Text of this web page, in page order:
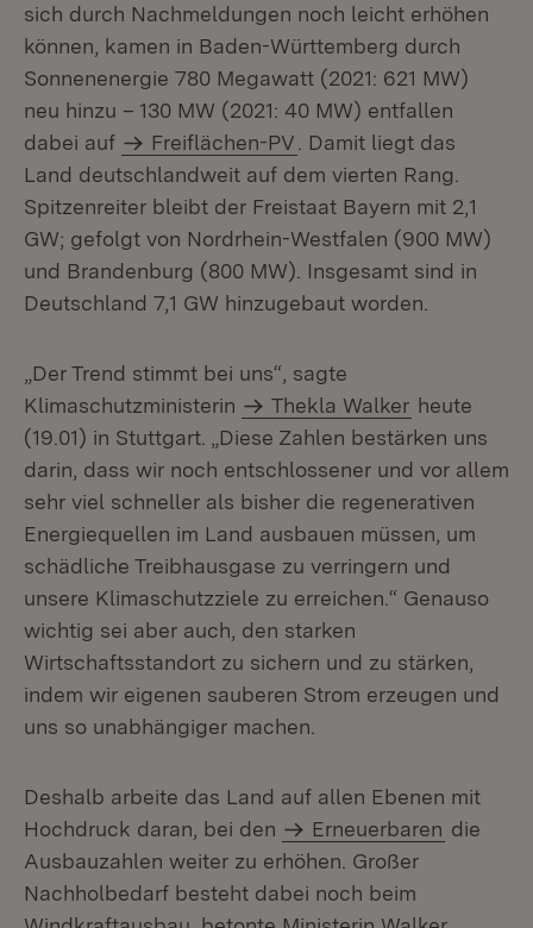
sich durch Nachmeldungen noch leicht erhöhen
können, kamen in Baden-Württemberg durch
Sonnenenergie 780 Megawatt (2021: 621 MW)
neu hinzu – 130 MW (2021: 40 MW) entfallen
dabei auf
Freiflächen-PV
. Damit liegt das
Land deutschlandweit auf dem vierten Rang.
Spitzenreiter bleibt der Freistaat Bayern mit 2,1
GW; gefolgt von Nordrhein-Westfalen (900 MW)
und Brandenburg (800 MW). Insgesamt sind in
Deutschland 7,1 GW hinzugebaut worden.
„Der Trend stimmt bei uns“, sagte
Klimaschutzministerin
Thekla Walker heute
(19.01) in Stuttgart. „Diese Zahlen bestärken uns
darin, dass wir noch entschlos­sener und vor allem
sehr viel schneller als bisher die regenerativen
Energie­quellen im Land ausbauen müssen, um
schädliche Treibhausgase zu verringern und
unsere Klimaschutzziele zu erreichen.“ Genauso
wichtig sei aber auch, den starken
Wirtschaftsstandort zu sichern und zu stärken,
indem wir eigenen sau­beren Strom erzeugen und
uns so unabhängiger machen.
Deshalb arbeite das Land auf allen Ebenen mit
Hochdruck daran, bei den
Er­neuerbaren die
Ausbauzahlen weiter zu erhöhen. Großer
Nachholbedarf besteht dabei noch beim